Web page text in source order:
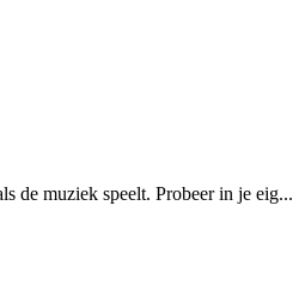
de muziek speelt. Probeer in je eig...